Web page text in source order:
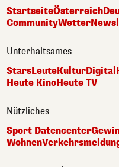
StartseiteÖsterreich
CommunityWetter
Unterhaltsames
StarsLeuteKulturDigital
Heute KinoHeute TV
Nützliches
Sport Datencenter
Wohnen